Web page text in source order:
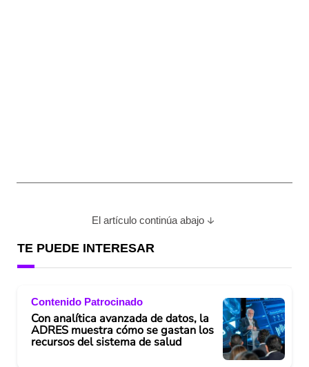
El artículo continúa abajo
TE PUEDE INTERESAR
Contenido Patrocinado
Con analítica avanzada de datos, la
ADRES muestra cómo se gastan los
recursos del sistema de salud